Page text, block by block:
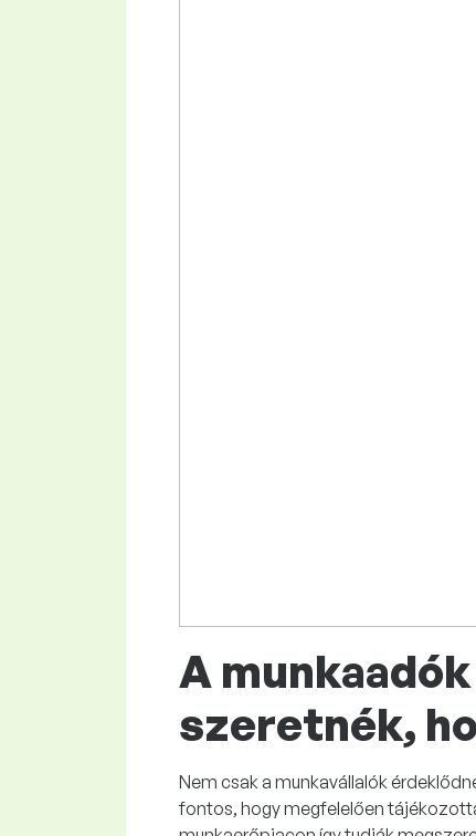
A
szeretnék,
Nem csak a munkavállalók
fontos, hogy megfelelően